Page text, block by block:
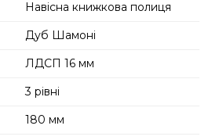
Навісна книжкова полиця
Дуб Шамоні
ЛДСП 16 мм
3 рівні
180 мм